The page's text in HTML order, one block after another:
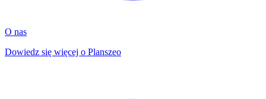
O nas
Dowiedz się więcej o Planszeo